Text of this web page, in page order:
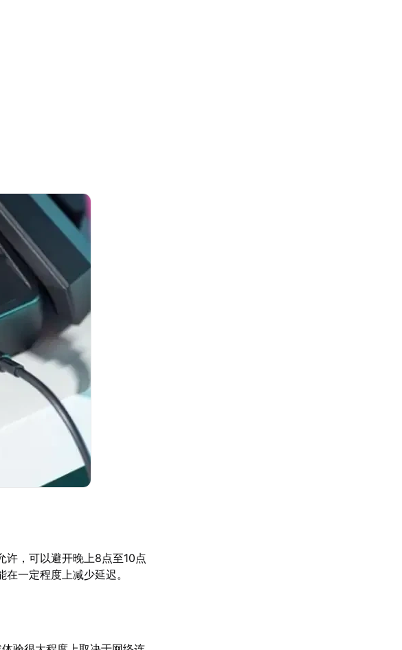
许，可以避开晚上8点至10点
一定程度上减少延迟。